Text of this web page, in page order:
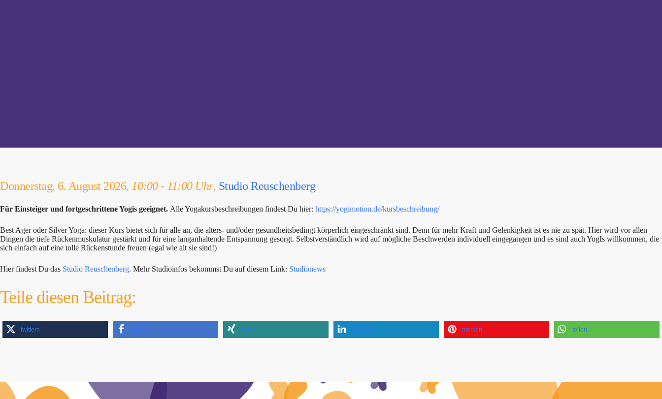
Donnerstag, 6. August 2026, 10:00 - 11:00 Uhr, Studio Reuschenberg
Für Einsteiger und fortgeschrittene Yogis geeignet. Alle Yogakursbeschreibungen findest Du hier: https://yogimotion.de/kursbeschreibung/
Best Ager oder Silver Yoga: dieser Kurs bietet sich für alle an, die alters- und/oder gesundheitsbedingt körperlich eingeschränkt sind. Denn für mehr Kraft und Gelenkigkeit ist es nie zu spät. Hier wird vor allen
Dingen die tiefe Rückenmuskulatur gestärkt und für eine langanhaltende Entspannung gesorgt. Selbstverständlich wird auf mögliche Beschwerden individuell eingegangen und es sind auch YogIs willkommen, die
sich einfach auf eine tolle Rückenstunde freuen (egal wie alt sie sind!)
Hier findest Du das Studio Reuschenberg. Mehr Studioinfos bekommst Du auf diesem Link: Studionews
Teile diesen Beitrag:
twittern teilen teilen mitteilen merken teilen